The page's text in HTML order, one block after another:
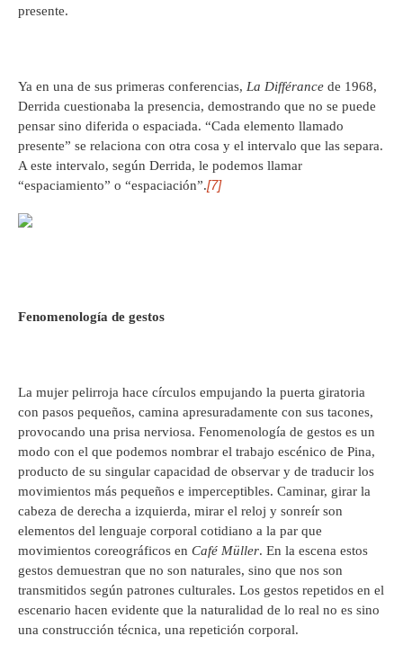
presente.
Ya en una de sus primeras conferencias, La Différance de 1968,
Derrida cuestionaba la presencia, demostrando que no se puede
pensar sino diferida o espaciada. “Cada elemento llamado
presente” se relaciona con otra cosa y el intervalo que las separa.
A este intervalo, según Derrida, le podemos llamar
“espaciamiento” o “espaciación”.[7]
Fenomenología de gestos
La mujer pelirroja hace círculos empujando la puerta giratoria
con pasos pequeños, camina apresuradamente con sus tacones,
provocando una prisa nerviosa. Fenomenología de gestos es un
modo con el que podemos nombrar el trabajo escénico de Pina,
producto de su singular capacidad de observar y de traducir los
movimientos más pequeños e imperceptibles. Caminar, girar la
cabeza de derecha a izquierda, mirar el reloj y sonreír son
elementos del lenguaje corporal cotidiano a la par que
movimientos coreográficos en Café Müller. En la escena estos
gestos demuestran que no son naturales, sino que nos son
transmitidos según patrones culturales. Los gestos repetidos en el
escenario hacen evidente que la naturalidad de lo real no es sino
una construcción técnica, una repetición corporal.